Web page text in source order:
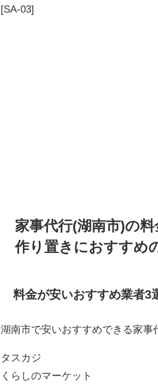
[SA-03]
家事代行(湖南市)の
作り置きにおすすめ
料金が安いおすすめ業者3
湖南市で安いおすすめできる家事
タスカジ
くらしのマーケット